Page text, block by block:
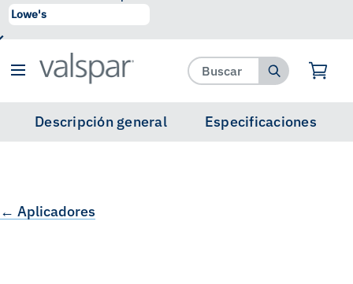
se ha agregado a favoritos.
Descripción general Especificaciones
← Aplicadores